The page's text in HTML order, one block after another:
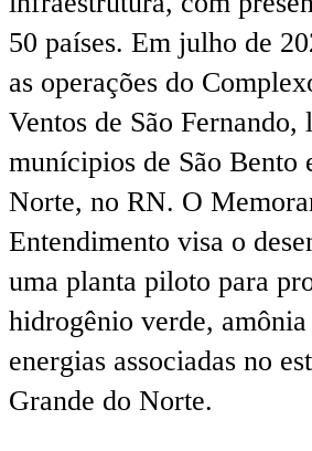
50 países. Em julho de
as operações do
Ventos de São Fernando,
munícipios de São Bento
Norte, no RN. O
Entendimento visa o
uma planta piloto para
hidrogênio verde,
energias associadas no
Grande do Norte.